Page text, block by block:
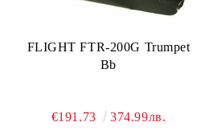
FLIGHT FTR-200G Trumpet
Bb
€191.73 374.99лв.